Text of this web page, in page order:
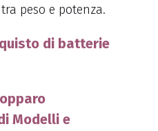
peso e potenza.
di batterie
Modelli e